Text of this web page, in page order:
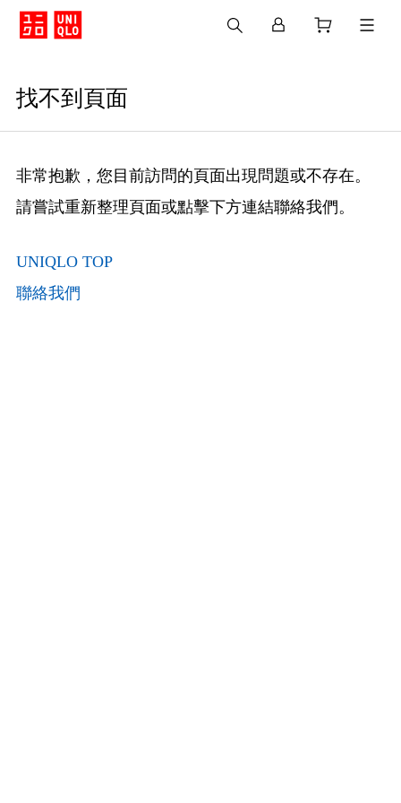
找不到頁面
非常抱歉，您目前訪問的頁面出現問題或不存在。
請嘗試重新整理頁面或點擊下方連結聯絡我們。
UNIQLO TOP
聯絡我們